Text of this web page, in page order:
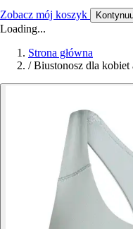
Zobacz mój koszyk
Loading...
Strona główna
/ Biustonosz dla kobiet